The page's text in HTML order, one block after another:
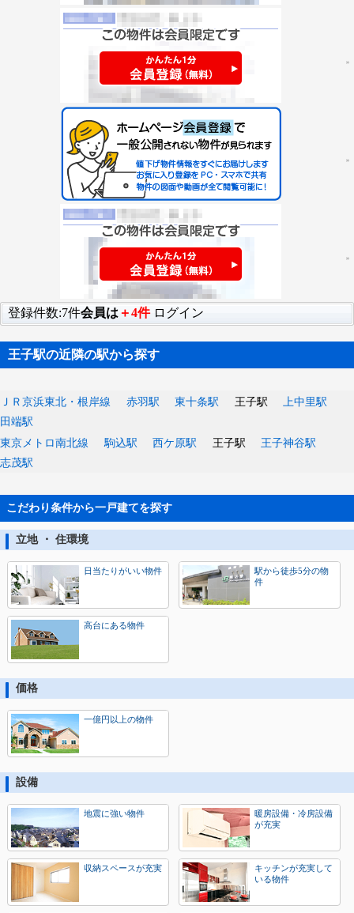
登録件数:7件会員は ＋4件 ログイン
王子駅の近隣の駅から探す
ＪＲ京浜東北・根岸線 赤羽駅 東十条駅 王子駅
上中里駅
田端駅
東京メトロ南北線
駒込駅 西ケ原駅 王子駅
王子神谷駅
志茂駅
こだわり条件から一戸建てを探す
立地 ・ 住環境
日当たりがいい物件
駅から徒歩5分の物
件
高台にある物件
価格
一億円以上の物件
設備
地震に強い物件
暖房設備・冷房設備
が充実
収納スペースが充実
キッチンが充実して
いる物件